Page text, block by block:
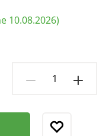
10.08.2026)